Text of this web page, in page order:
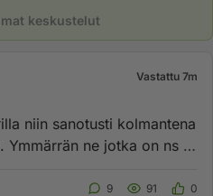
keskustelut
Vastattu 7m
niin sanotusti kolmantena
Ymmärrän ne jotka on ns bi
9 91 0